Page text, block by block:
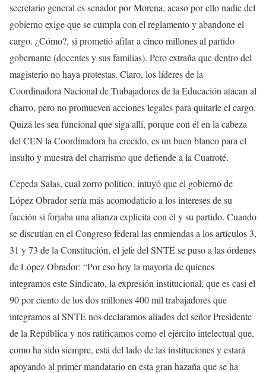
secretario general es senador por Morena, acaso por ello nadie del
gobierno exige que se cumpla con el reglamento y abandone el
cargo. ¿Cómo?, si prometió afilar a cinco millones al partido
gobernante (docentes y sus familias). Pero extraña que dentro del
magisterio no haya protestas. Claro, los líderes de la
Coordinadora Nacional de Trabajadores de la Educación atacan al
charro, pero no promueven acciones legales para quitarle el cargo.
Quizá les sea funcional que siga allí, porque con él en la cabeza
del CEN la Coordinadora ha crecido, es un buen blanco para el
insulto y muestra del charrismo que defiende a la Cuatroté.
Cepeda Salas, cual zorro político, intuyó que el gobierno de
López Obrador sería más acomodaticio a los intereses de su
facción si forjaba una alianza explícita con él y su partido. Cuando
se discutían en el Congreso federal las enmiendas a los artículos 3,
31 y 73 de la Constitución, el jefe del SNTE se puso a las órdenes
de López Obrador: “Por eso hoy la mayoría de quienes
integramos este Sindicato, la expresión institucional, que es casi el
90 por ciento de los dos millones 400 mil trabajadores que
integramos al SNTE nos declaramos aliados del señor Presidente
de la República y nos ratificamos como el ejército intelectual que,
como ha sido siempre, está del lado de las instituciones y estará
apoyando al primer mandatario en esta gran hazaña que se ha